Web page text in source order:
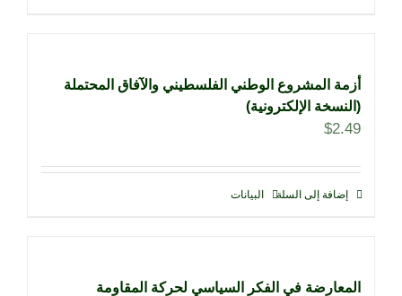
أزمة المشروع الوطني الفلسطيني والآفاق المحتملة
(النسخة الإلكترونية)
$2.49
إضافة إلى السلة البيانات
المعارضة في الفكر السياسي لحركة المقاومة